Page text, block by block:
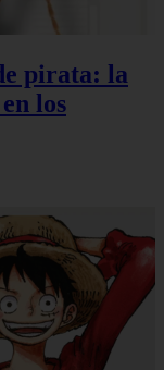
pirata: la
los